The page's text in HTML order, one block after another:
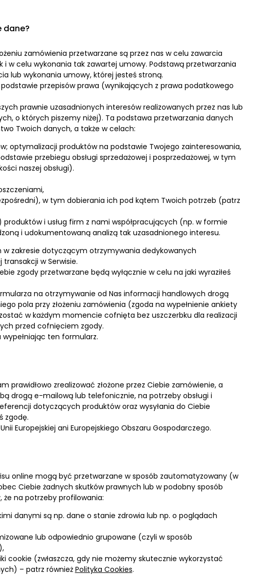
dane?
zamówienia przetwarzane są przez nas w celu zawarcia
w celu wykonania tak zawartej umowy. Podstawą przetwarzania
lub wykonania umowy, której jesteś stroną.
przepisów prawa (wynikających z prawa podatkowego
prawnie uzasadnionych interesów realizowanych przez nas lub
o których piszemy niżej). Ta podstawa przetwarzania danych
Twoich danych, a także w celach:
optymalizacji produktów na podstawie Twojego zainteresowania,
przebiegu obsługi sprzedażowej i posprzedażowej, w tym
naszej obsługi).
w tym dobierania ich pod kątem Twoich potrzeb (patrz
i usług firm z nami współpracujących (np. w formie
i udokumentowaną analizą tak uzasadnionego interesu.
w zakresie dotyczącym otrzymywania dedykowanych
w Serwisie.
zgody przetwarzane będą wyłącznie w celu na jaki wyraziłeś
na otrzymywanie od Nas informacji handlowych drogą
pola przy złożeniu zamówienia (zgoda na wypełnienie ankiety
w każdym momencie cofnięta bez uszczerbku dla realizacji
przed cofnięciem zgody.
wypełniając ten formularz.
prawidłowo zrealizować złożone przez Ciebie zamówienie, a
drogą e-mailową lub telefonicznie, na potrzeby obsługi i
dotyczących produktów oraz wysyłania do Ciebie
zgodę.
Europejskiej ani Europejskiego Obszaru Gospodarczego.
online mogą być przetwarzane w sposób zautomatyzowany (w
Ciebie żadnych skutków prawnych lub w podobny sposób
na potrzeby profilowania:
danymi są np. dane o stanie zdrowia lub np. o poglądach
lub odpowiednio grupowane (czyli w sposób
cookie (zwłaszcza, gdy nie możemy skutecznie wykorzystać
– patrz również Polityka Cookies.